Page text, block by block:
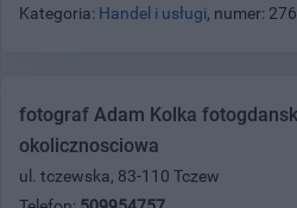
Kategoria: Handel i usługi, numer:
fotograf Adam Kolka
okolicznosciowa
ul. tczewska, 83-110 Tczew